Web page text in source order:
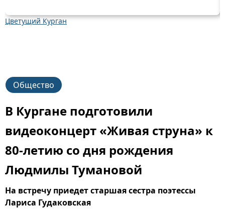
Цветущий Курган
Общество
В Кургане подготовили
видеоконцерт «Живая струна» к
80-летию со дня рождения
Людмилы Тумановой
На встречу приедет старшая сестра поэтессы
Лариса Гудаковская